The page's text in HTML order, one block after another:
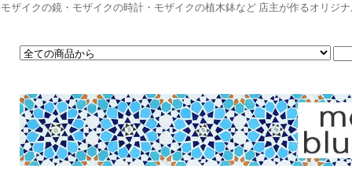
モザイクの鏡・モザイクの時計・モザイクの植木鉢など 店主が作るオリジ